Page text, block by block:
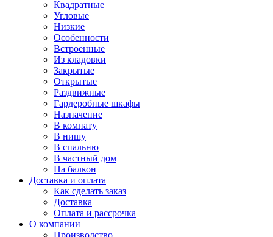
Квадратные
Угловые
Низкие
Особенности
Встроенные
Из кладовки
Закрытые
Открытые
Раздвижные
Гардеробные шкафы
Назначение
В комнату
В нишу
В спальню
В частный дом
На балкон
Доставка и оплата
Как сделать заказ
Доставка
Оплата и рассрочка
О компании
Производство